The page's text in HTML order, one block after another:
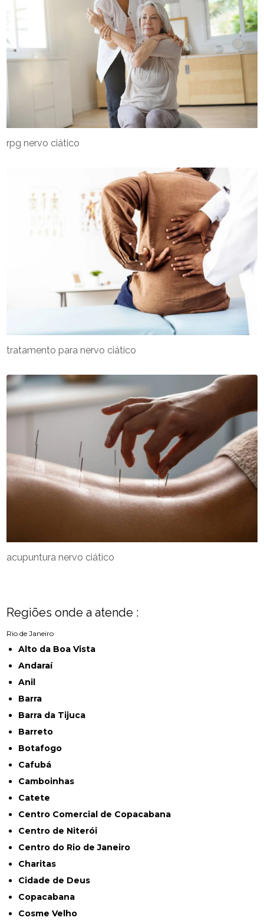
acupuntura nervo ciático
tratamento para nervo ciático
rpg nervo ciático
Regiões onde a atende :
Rio de Janeiro
Alto da Boa Vista
Andaraí
Anil
Barra
Barra da Tijuca
Barreto
Botafogo
Cafubá
Camboinhas
Catete
Centro Comercial de Copacabana
Centro de Niterói
Centro do Rio de Janeiro
Charitas
Cidade de Deus
Copacabana
Cosme Velho